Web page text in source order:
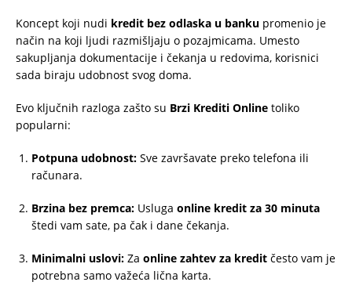
Koncept koji nudi kredit bez odlaska u banku promenio je
način na koji ljudi razmišljaju o pozajmicama. Umesto
sakupljanja dokumentacije i čekanja u redovima, korisnici
sada biraju udobnost svog doma.
Evo ključnih razloga zašto su Brzi Krediti Online toliko
popularni:
Potpuna udobnost: Sve završavate preko telefona ili
računara.
Brzina bez premca: Usluga online kredit za 30 minuta
štedi vam sate, pa čak i dane čekanja.
Minimalni uslovi: Za online zahtev za kredit često vam je
potrebna samo važeća lična karta.